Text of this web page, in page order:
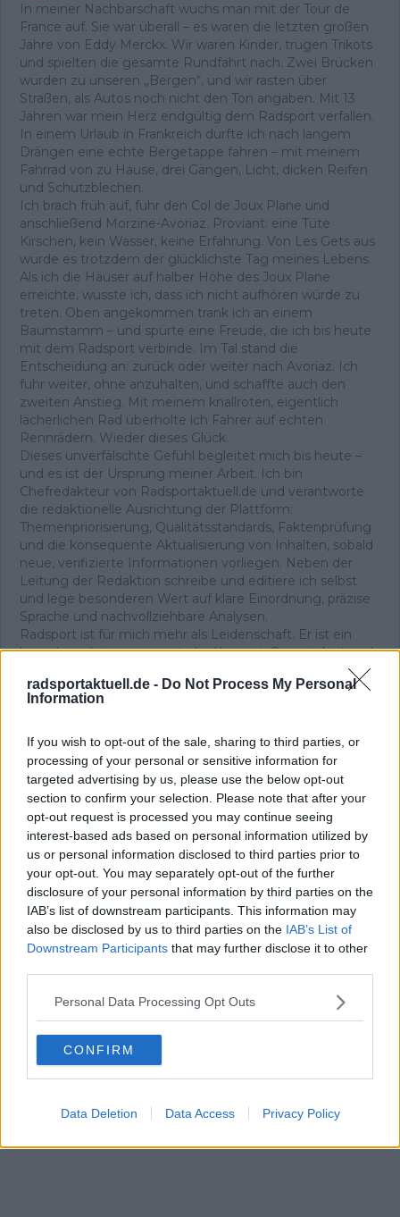
radsportaktuell.de - Do Not Process My Personal
Information
If you wish to opt-out of the sale, sharing to third parties, or
processing of your personal or sensitive information for
targeted advertising by us, please use the below opt-out
section to confirm your selection. Please note that after your
opt-out request is processed you may continue seeing
interest-based ads based on personal information utilized by
us or personal information disclosed to third parties prior to
your opt-out. You may separately opt-out of the further
disclosure of your personal information by third parties on the
IAB’s list of downstream participants. This information may
also be disclosed by us to third parties on the IAB’s List of
Downstream Participants that may further disclose it to other
Personal Data Processing Opt Outs
CONFIRM
Data Deletion Data Access Privacy Policy
In meiner Nachbarschaft wuchs man mit der Tour de
France auf. Sie war überall – es waren die letzten großen
Jahre von Eddy Merckx. Wir waren Kinder, trugen Trikots
und spielten die gesamte Rundfahrt nach. Zwei Brücken
wurden zu unseren „Bergen“, und wir rasten über
Straßen, als Autos noch nicht den Ton angaben. Mit 13
Jahren war mein Herz endgültig dem Radsport verfallen.
In einem Urlaub in Frankreich durfte ich nach langem
Drängen eine echte Bergetappe fahren – mit meinem
Fahrrad von zu Hause, drei Gängen, Licht, dicken Reifen
und Schutzblechen.
Ich brach früh auf, fuhr den Col de Joux Plane und
anschließend Morzine-Avoriaz. Proviant: eine Tüte
Kirschen, kein Wasser, keine Erfahrung. Von Les Gets aus
wurde es trotzdem der glücklichste Tag meines Lebens.
Als ich die Häuser auf halber Höhe des Joux Plane
erreichte, wusste ich, dass ich nicht aufhören würde zu
treten. Oben angekommen trank ich an einem
Baumstamm – und spürte eine Freude, die ich bis heute
mit dem Radsport verbinde. Im Tal stand die
Entscheidung an: zurück oder weiter nach Avoriaz. Ich
fuhr weiter, ohne anzuhalten, und schaffte auch den
zweiten Anstieg. Mit meinem knallroten, eigentlich
lächerlichen Rad überholte ich Fahrer auf echten
Rennrädern. Wieder dieses Glück.
Dieses unverfälschte Gefühl begleitet mich bis heute –
und es ist der Ursprung meiner Arbeit. Ich bin
Chefredakteur von Radsportaktuell.de und verantworte
die redaktionelle Ausrichtung der Plattform:
Themenpriorisierung, Qualitätsstandards, Faktenprüfung
und die konsequente Aktualisierung von Inhalten, sobald
neue, verifizierte Informationen vorliegen. Neben der
Leitung der Redaktion schreibe und editiere ich selbst
und lege besonderen Wert auf klare Einordnung, präzise
Sprache und nachvollziehbare Analysen.
Radsport ist für mich mehr als Leidenschaft. Er ist ein
komplexer Leistungssport, der Kontext, Genauigkeit und
vertrete ich in unserer täglichen Berichterstattung.
Klatscht 0
Besucher 0
Vorheriger Artikel
„Bling" ist zurück!
Michael Matthews
kehrt erstmals seit
den Anzeichen einer
den Rennsport
zurück
Nächster Artikel
„Die Freude am
Radfahren war weg" -
Arnaud De Lie brutal
ehrlich über den
vor dem jüngsten
Aufschwung der